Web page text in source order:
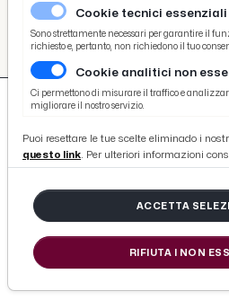
/ Picenotime
/ search
/
PASQUA FELICE PER IL
È SEMPRE PIÙ VICINA
Cookie tecnici essenziali
Sono strettamente necessari per garantire il
richiesto e, pertanto, non richiedono il tuo
Cookie analitici non
Ci permettono di misurare il traffico e
migliorare il nostro servizio.
Puoi resettare le tue scelte eliminado i
questo link. Per ulteriori informazioni
ACCETTA
RIFIUTA I NON
Basket
Ciclismo